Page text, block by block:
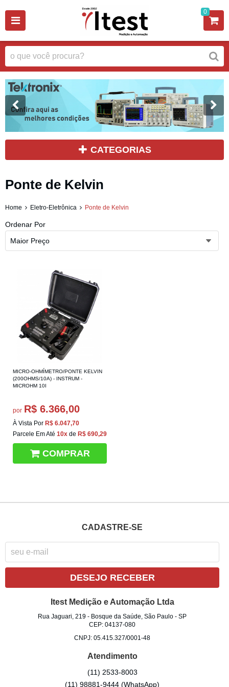
0
CATEGORIAS
Ponte de Kelvin
Home Eletro-Eletrônica Ponte de Kelvin
Ordenar Por
Maior Preço
MICRO-OHMÍMETRO/PONTE KELVIN
(200OHMS/10A) - INSTRUM -
MICROHM 10I
por R$ 6.366,00
À Vista Por R$ 6.047,70
Parcele Em Até 10x de R$ 690,29
COMPRAR
CADASTRE-SE
DESEJO RECEBER
Itest Medição e Automação Ltda
Rua Jaguari, 219 - Bosque da Saúde, São Paulo -SP
CEP: 04137-080
CNPJ: 05.415.327/0001-48
Atendimento
(11) 2533-8003
(11) 98881-9444(WhatsApp)